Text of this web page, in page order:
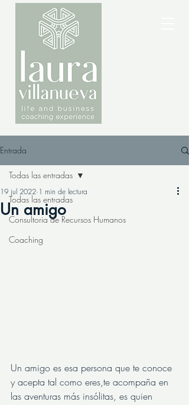
Entrada
Todas las entradas
Consultoria de Recursos Humanos
Coaching
Todas las entradas
Un amigo
19 jul 2022 1 min de lectura
Un amigo es esa persona que te conoce
y acepta tal como eres,te acompaña en
las aventuras más insólitas, es quien